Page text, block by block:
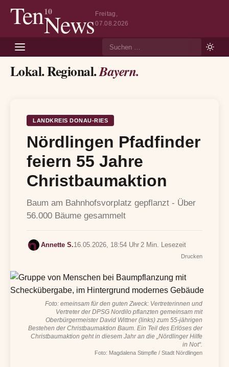
Ten10
NewsFreitag,
07.08.2026
Lokal. Regional.Bayern.
LANDKREIS DONAU-RIES
Nördlingen Pfadfinder
feiern 55 Jahre
Christbaumaktion
Baum am Bahnhofsvorplatz gepflanzt - Über
56.000 Bäume gesammelt
Annette S.16.05.2026, 18:54 Uhr 2 Min. Lesezeit
Drucken
Foto: emeinsam für den guten Zweck: Vertreterinnen und
Vertreter der DPSG Nordilo pflanzten gemeinsam mit
Oberbürgermeister David Wittner (links) zum 55-jährigen
Bestehen der Christbaumaktion Baum. Ein Teil des Erlöses der
Christbaumaktion geht in diesem Jahr an die „Nördlinger Hilfe
in Not“.
Foto: Magdalena Stimpfle / Stadt Nördlingen